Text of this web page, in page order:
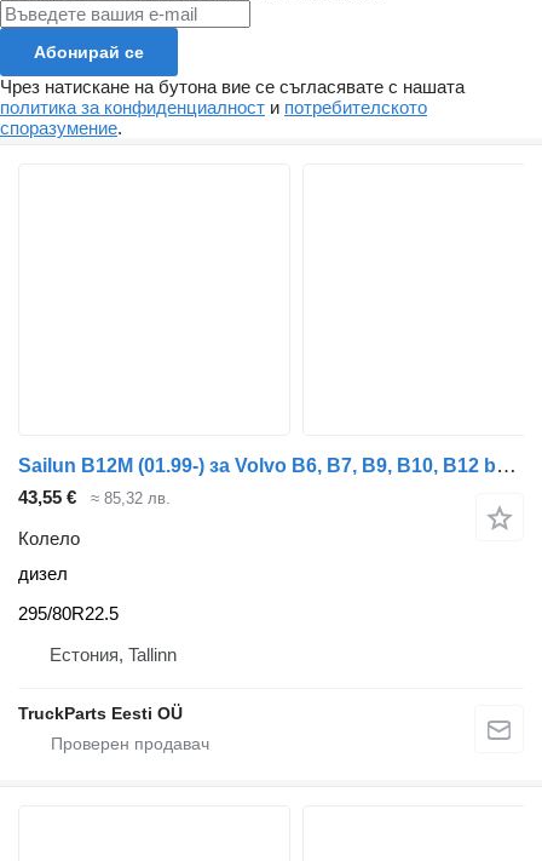
Абонирай се
Чрез натискане на бутона вие се съгласявате с нашата
политика за конфиденциалност и потребителското
споразумение.
Sailun B12M (01.99-) за Volvo B6, B7, B9, B10, B12 bus (1978-2011)
43,55 € ≈ 85,32 лв.
Колело
дизел
295/80R22.5
Естония, Tallinn
TruckParts Eesti OÜ